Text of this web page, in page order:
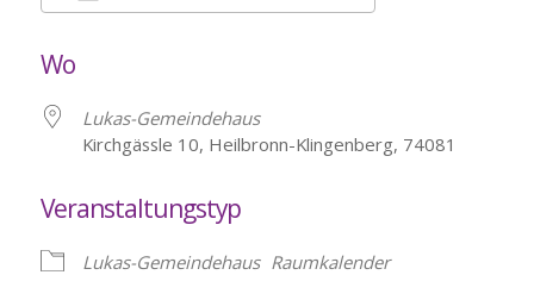
Wo
Lukas-Gemeindehaus
Kirchgässle 10, Heilbronn-Klingenberg, 74081
Veranstaltungstyp
Lukas-Gemeindehaus Raumkalender